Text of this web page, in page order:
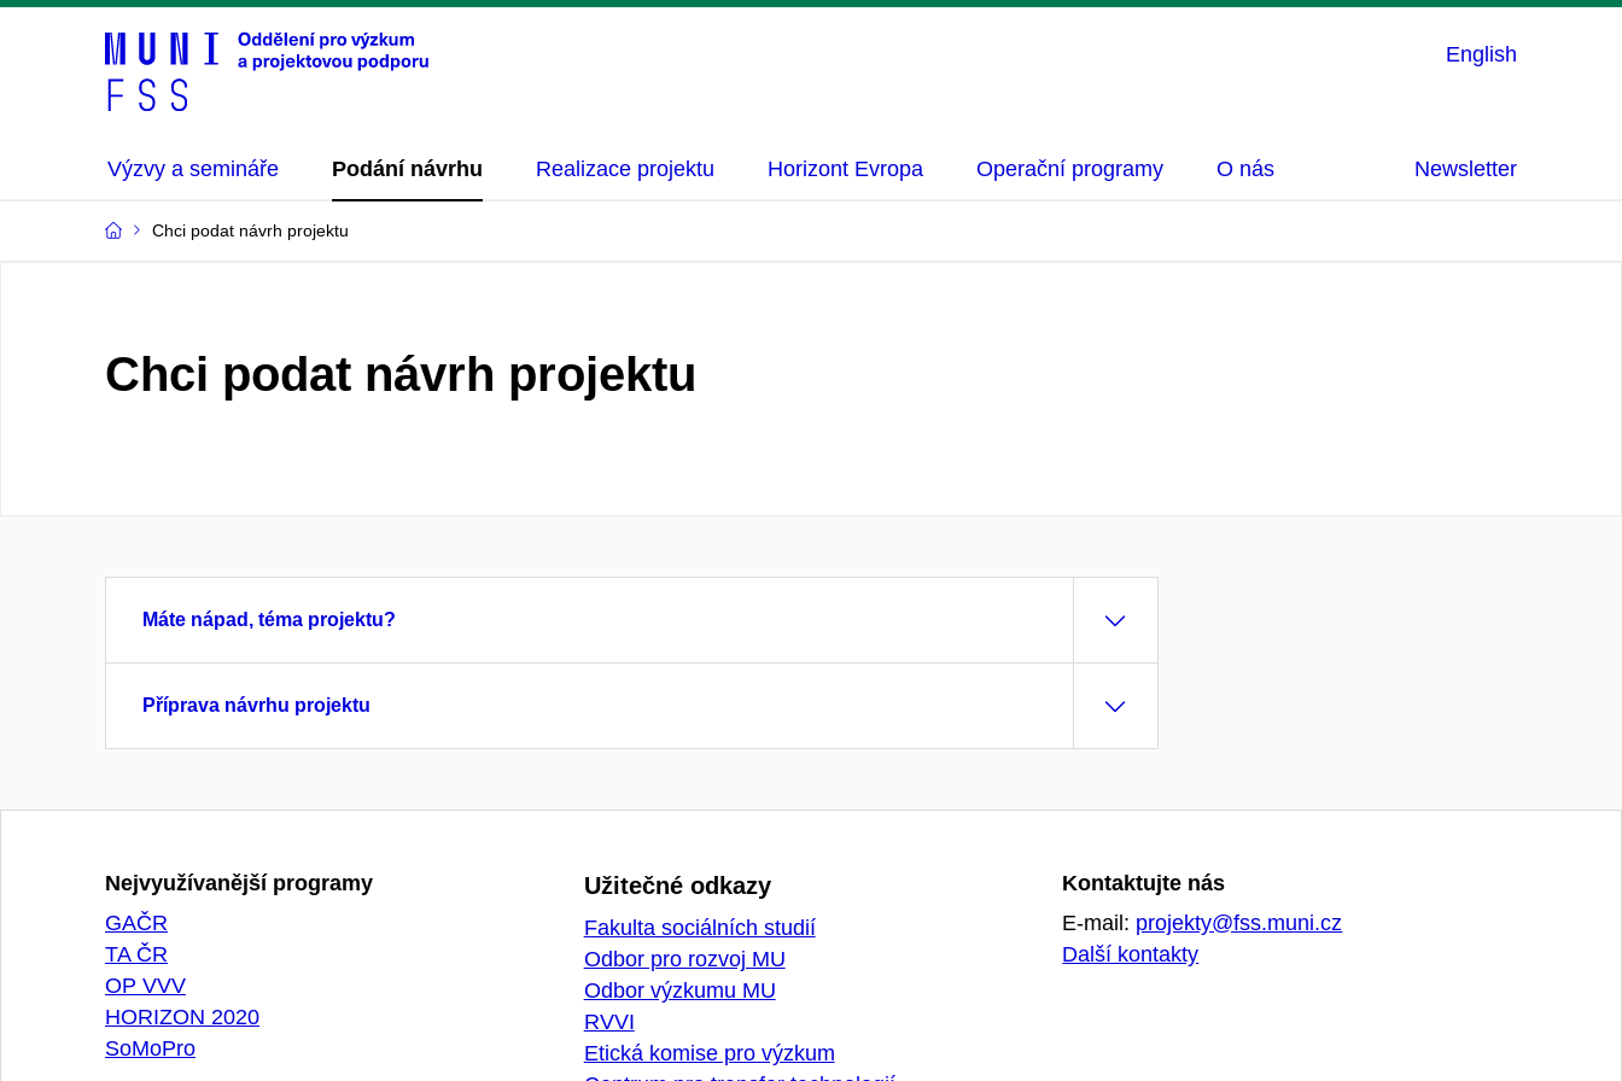
English
Výzvy a semináře Podání návrhu Realizace projektu Horizont Evropa Operační programy O nás Newsletter
Chci podat návrh projektu
Chci podat návrh projektu
Máte nápad, téma projektu?
Příprava návrhu projektu
Nejvyužívanější programy
GAČR
TA ČR
OP VVV
HORIZON 2020
SoMoPro
Užitečné odkazy
Fakulta sociálních studií
Odbor pro rozvoj MU
Odbor výzkumu MU
RVVI
Etická komise pro výzkum
Kontaktujte nás
E-mail: projekty@fss.muni.cz
Další kontakty